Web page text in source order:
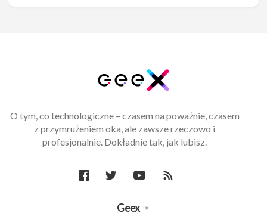
O tym, co technologiczne – czasem na poważnie, czasem
z przymrużeniem oka, ale zawsze rzeczowo i
profesjonalnie. Dokładnie tak, jak lubisz.
Geex